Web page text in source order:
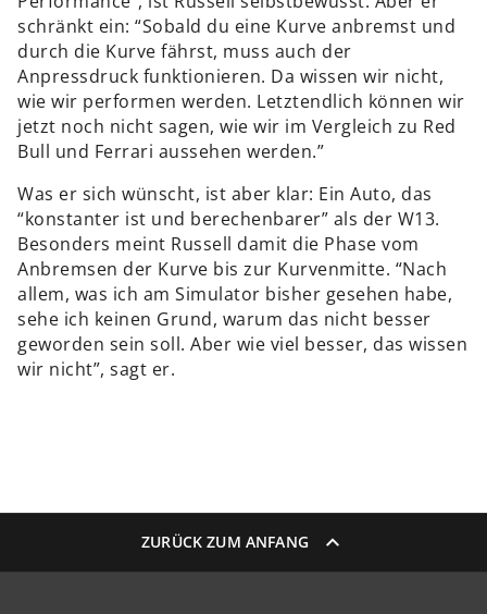
schränkt ein: “Sobald du eine Kurve anbremst und
durch die Kurve fährst, muss auch der
Anpressdruck funktionieren. Da wissen wir nicht,
wie wir performen werden. Letztendlich können wir
jetzt noch nicht sagen, wie wir im Vergleich zu Red
Bull und Ferrari aussehen werden.”
Was er sich wünscht, ist aber klar: Ein Auto, das
“konstanter ist und berechenbarer” als der W13.
Besonders meint Russell damit die Phase vom
Anbremsen der Kurve bis zur Kurvenmitte. “Nach
allem, was ich am Simulator bisher gesehen habe,
sehe ich keinen Grund, warum das nicht besser
geworden sein soll. Aber wie viel besser, das wissen
wir nicht”, sagt er.
ZURÜCK ZUM ANFANG